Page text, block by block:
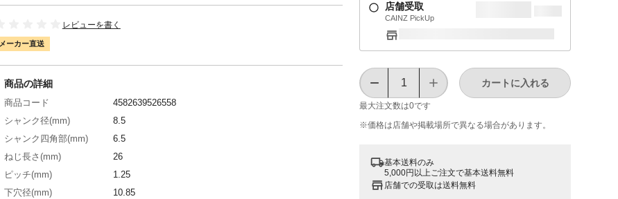
レビューを書く
メーカー直送
店舗受取
CAINZ PickUp
最大注文数は0です
カートに入れる
※価格は​店舗や​掲載場所で​異なる​場合が​あります。
基本送料のみ
5,000円以上ご注文で基本送料無料
店舗での受取は送料無料
商品の詳細
商品コード
4582639526558
シャンク径(mm)
8.5
シャンク四角部(mm)
6.5
ねじ長さ(mm)
26
ピッチ(mm)
1.25
下穴径(mm)
10.85